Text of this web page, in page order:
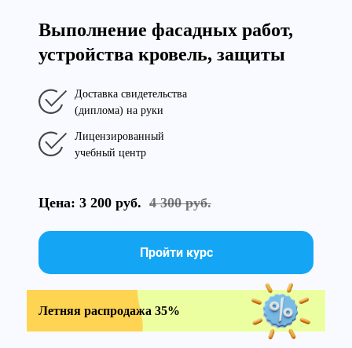
Выполнение фасадных работ,
устройства кровель, защиты
Доставка свидетельства
(диплома) на руки
Лицензированный
учебный центр
Цена: 3 200 руб. 4 300 руб.
Пройти курс
Летняя распродажа 35%